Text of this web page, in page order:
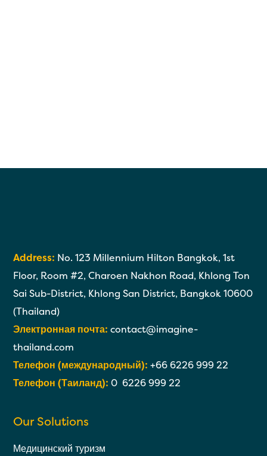
Address: No. 123 Millennium Hilton Bangkok, 1st
Floor, Room #2, Charoen Nakhon Road, Khlong Ton
Sai Sub-District, Khlong San District, Bangkok 10600
(Thailand)
Электронная почта:contact@imagine-
thailand.com
Телефон (международный):+66 6226 999 22
Телефон (Таиланд):0 6226 999 22
Our Solutions
Медицинский туризм